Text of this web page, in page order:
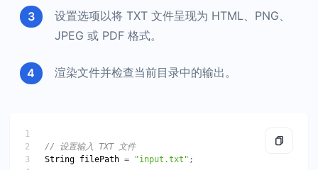
设置选项以将 TXT 文件呈现为 HTML、PNG、
JPEG 或 PDF 格式。
渲染文件并检查当前目录中的输出。
String filePath = "input.txt"